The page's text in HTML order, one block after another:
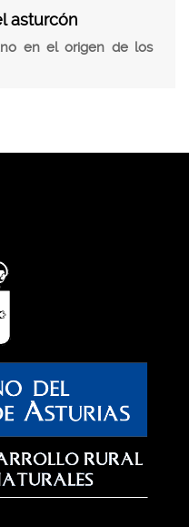
asturcón
en el origen de los